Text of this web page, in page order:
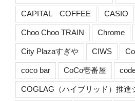
CAPITAL COFFEE CASIO
Choo Choo TRAIN Chrome
City Plazaすぎや CIWS
coco bar CoCo壱番屋
COGLAG（ハイブリッド）推進